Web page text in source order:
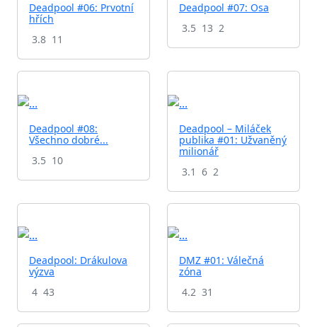
Deadpool #06: Prvotní
hřích
3.8 11
Deadpool #07: Osa
3.5 13 2
Deadpool #08:
Všechno dobré...
3.5 10
Deadpool – Miláček
publika #01: Užvaněný
milionář
3.1 6 2
Deadpool: Drákulova
výzva
4 43
DMZ #01: Válečná
zóna
4.2 31